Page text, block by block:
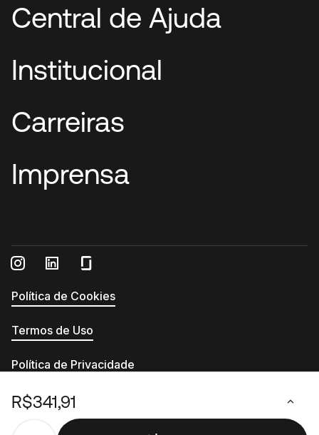
R$341,91
Central de Ajuda
Institucional
Carreiras
Imprensa
© 2026 - Printi - CNPJ 13.555.994/0001-54
Política de Cookies
Termos de Uso
Política de Privacidade
Relatório de Transparência e Igualdade Salarial